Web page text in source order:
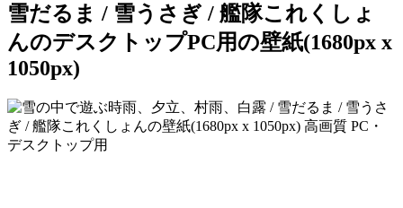
雪だるま / 雪うさぎ / 艦隊これくしょ
んのデスクトップPC用の壁紙(1680px x
1050px)